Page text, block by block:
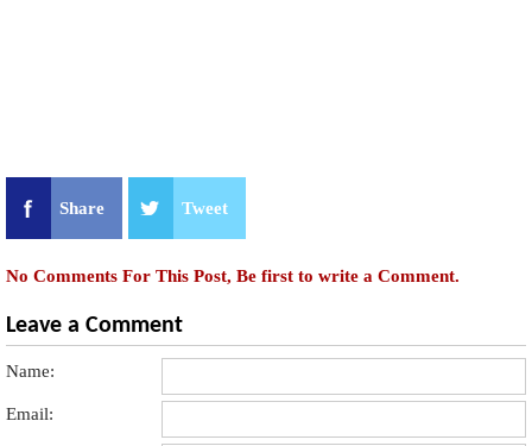
Share Tweet
No Comments For This Post, Be first to write a Comment.
Leave a Comment
Name:
Email: